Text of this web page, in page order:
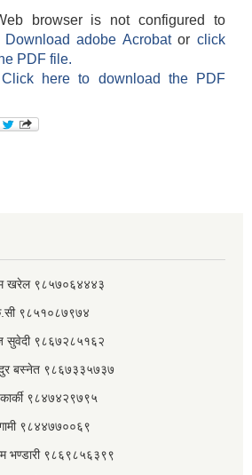
browser is not configured to
Download adobe Acrobatorclick
PDF file.
Click here to download the PDF
खरेल ९८५७०६४४४३
९८५१०८७९७४
सुवेदी ९८६७२८५१६२
बस्नेत​ ९८६७३३५७३७
कार्की ९८४७४२९७९५
९८४४७७००६९
भण्डारी ९८६९८५६३९९